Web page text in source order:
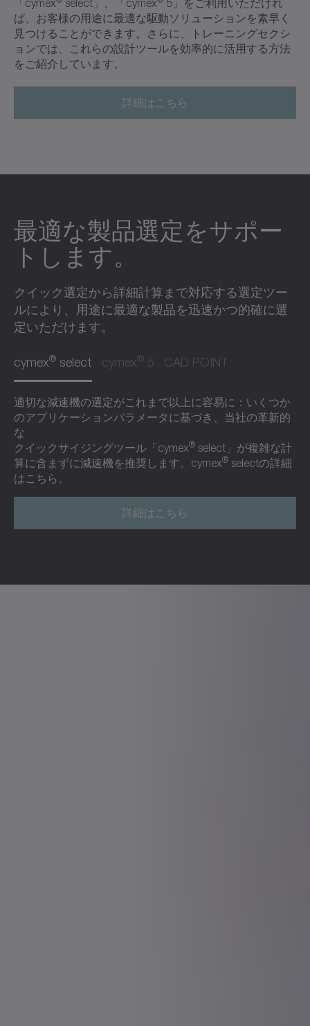
「cymex
select」、「cymex
5」をご利用いただけれ
ば、お客様の用途に最適な駆動ソリューションを素早く
見つけることができます。さらに、トレーニングセクシ
ョンでは、これらの設計ツールを効率的に活用する方法
をご紹介しています。
詳細はこちら
最適な製品選定をサポー
トします。
クイック選定から詳細計算まで対応する選定ツー
ルにより、用途に最適な製品を迅速かつ的確に選
定いただけます。
cymex® select cymex® 5 CAD POINT
適切な減速機の選定がこれまで以上に容易に：いくつか
のアプリケーションパラメータに基づき、当社の革新的
な
クイックサイジングツール「cymex® select」が複雑な計
算に含まずに減速機を推奨します。cymex® selectの詳細
はこちら。
詳細はこちら